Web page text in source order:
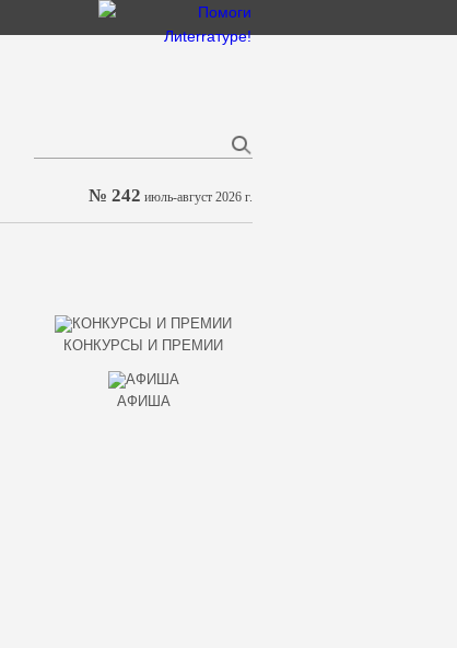
№ 242 июль-август 2026 г.
КОНКУРСЫ И ПРЕМИИ
АФИША